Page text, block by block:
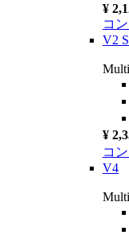
¥
コ
V2 S
¥
コ
V4